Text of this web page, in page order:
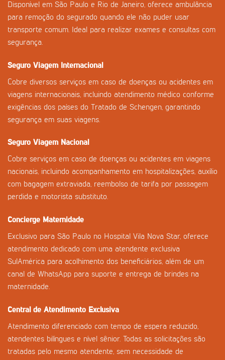
Disponível em São Paulo e Rio de Janeiro, oferece ambulância
para remoção do segurado quando ele não puder usar
transporte comum. Ideal para realizar exames e consultas com
segurança.
Seguro Viagem Internacional
Cobre diversos serviços em caso de doenças ou acidentes em
viagens internacionais, incluindo atendimento médico conforme
exigências dos países do Tratado de Schengen, garantindo
segurança em suas viagens.
Seguro Viagem Nacional
Cobre serviços em caso de doenças ou acidentes em viagens
nacionais, incluindo acompanhamento em hospitalizações, auxílio
com bagagem extraviada, reembolso de tarifa por passagem
perdida e motorista substituto.
Concierge Maternidade
Exclusivo para São Paulo no Hospital Vila Nova Star, oferece
atendimento dedicado com uma atendente exclusiva
SulAmérica para acolhimento dos beneficiários, além de um
canal de WhatsApp para suporte e entrega de brindes na
maternidade.
Central de Atendimento Exclusiva
Atendimento diferenciado com tempo de espera reduzido,
atendentes bilíngues e nível sênior. Todas as solicitações são
tratadas pelo mesmo atendente, sem necessidade de